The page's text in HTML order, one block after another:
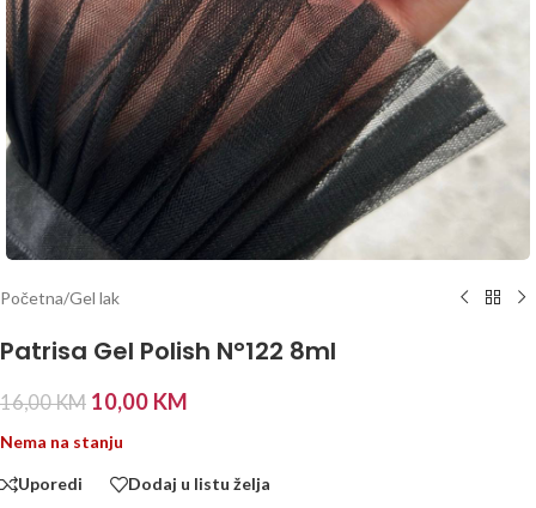
Početna/Gel lak
Patrisa Gel Polish N°122 8ml
16,00KM 10,00 KM
Nema na stanju
Uporedi Dodaj u listu želja